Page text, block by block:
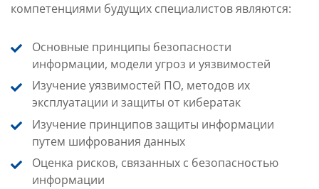
компетенциями будущих специалистов являются:
Основные принципы безопасности
информации, модели угроз и уязвимостей
Изучение уязвимостей ПО, методов их
эксплуатации и защиты от кибератак
Изучение принципов защиты информации
путем шифрования данных
Оценка рисков, связанных с безопасностью
информации